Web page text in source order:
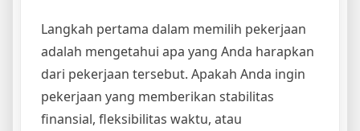
Langkah pertama dalam memilih pekerjaan
adalah mengetahui apa yang Anda harapkan
dari pekerjaan tersebut. Apakah Anda ingin
pekerjaan yang memberikan stabilitas
finansial, fleksibilitas waktu, atau